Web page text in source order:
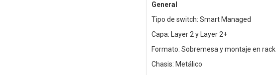
General
Tipo de switch: Smart Managed
Capa: Layer 2 y Layer 2+
Formato: Sobremesa y montaje en rack
Chasis: Metálico